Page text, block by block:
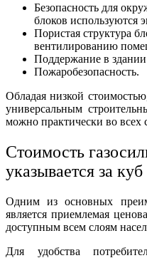
Безопасность для
блоков используются
Пористая структура
вентилированию
Поддержание в
Пожаробезопасность.
Обладая низкой
универсальным
можно практически во всех
Стоимость
указывается за куб
Одним из основных
является приемлемая
доступным всем слоям
Для удобства